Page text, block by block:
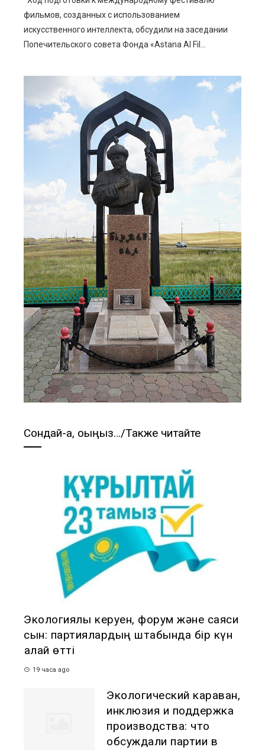
фильмов, созданных с использованием
искусственного интеллекта, обсудили на заседании
Попечительского совета Фонда «Astana AI Fil...
Сондай-ақ, оқыңыз…/Также читайте
Экологиялық керуен, форум және саяси
сын: партиялардың штабында бір күн
қалай өтті
19 часа ago
Экологический караван,
инклюзия и поддержка
производства: что
обсуждали партии в